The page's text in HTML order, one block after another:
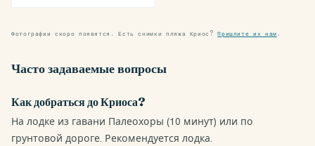
Фотографии скоро появятся. Есть снимки пляжа Криос?Пришлите их нам .
Часто задаваемые вопросы
Как добраться до Криоса?
На лодке из гавани Палеохоры (10 минут) или по
грунтовой дороге. Рекомендуется лодка.